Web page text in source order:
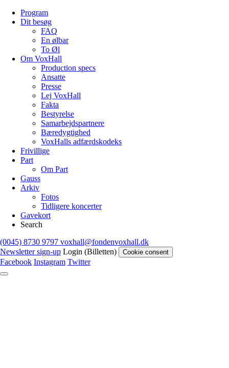
Program
Dit besøg
FAQ
En ølbar
To Øl
Om VoxHall
Production specs
Ansatte
Presse
Lej VoxHall
Fakta
Bestyrelse
Samarbejdspartnere
Bæredygtighed
VoxHalls adfærdskodeks
Frivillige
Part
Om Part
Gauss
Arkiv
Fotos
Tidligere koncerter
Gavekort
Search
(0045) 8730 9797 voxhall@fondenvoxhall.dk
Newsletter sign-up Login (Billetten) Cookie consent
Facebook Instagram Twitter